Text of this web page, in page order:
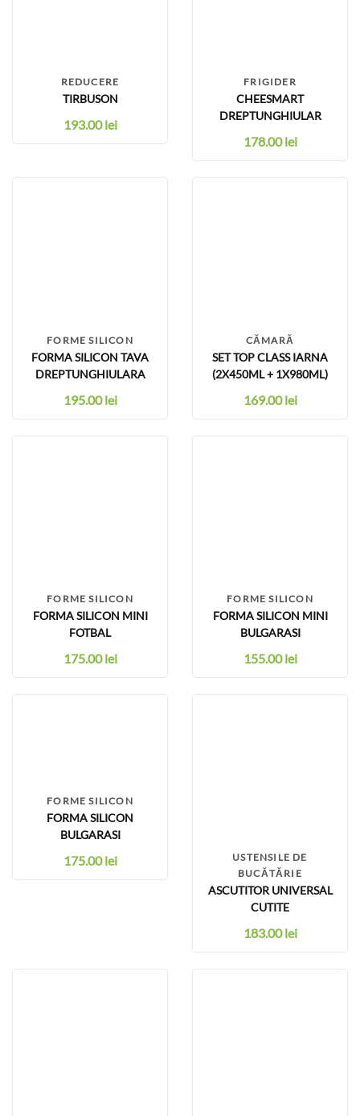
REDUCERE
TIRBUSON
193.00lei
FRIGIDER
CHEESMART
DREPTUNGHIULAR
178.00lei
FORME SILICON
FORMA SILICON TAVA
DREPTUNGHIULARA
195.00lei
CĂMARĂ
SET TOP CLASS IARNA
(2X450ML + 1X980ML)
169.00lei
FORME SILICON
FORMA SILICON MINI
FOTBAL
175.00lei
FORME SILICON
FORMA SILICON MINI
BULGARASI
155.00lei
FORME SILICON
FORMA SILICON
BULGARASI
175.00lei
USTENSILE DE
BUCĂTĂRIE
ASCUTITOR UNIVERSAL
CUTITE
183.00lei